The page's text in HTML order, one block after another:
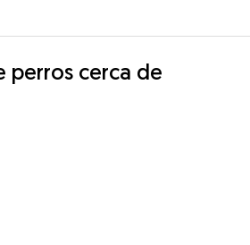
perros cerca de